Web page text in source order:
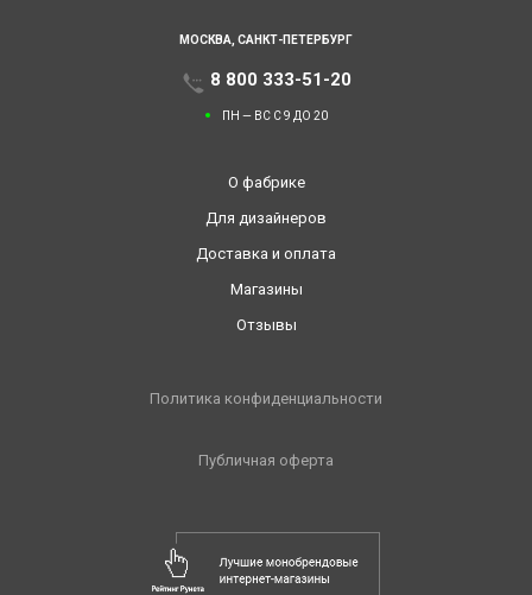
МОСКВА, САНКТ-ПЕТЕРБУРГ
8 800 333-51-20
ПН — ВС С 9 ДО 20
О фабрике
Для дизайнеров
Доставка и оплата
Магазины
Отзывы
Политика конфиденциальности
Публичная оферта